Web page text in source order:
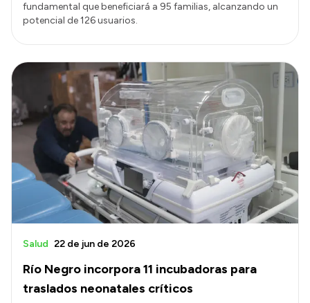
fundamental que beneficiará a 95 familias, alcanzando un
potencial de 126 usuarios.
Río Negro incorpora 11 incubadoras para
traslados neonatales críticos
Salud 22 de jun de 2026